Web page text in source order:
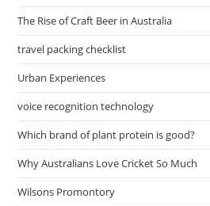
The Rise of Craft Beer in Australia
travel packing checklist
Urban Experiences
voice recognition technology
Which brand of plant protein is good?
Why Australians Love Cricket So Much
Wilsons Promontory